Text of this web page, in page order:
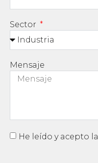
Sector
Mensaje
He leído y acepto la